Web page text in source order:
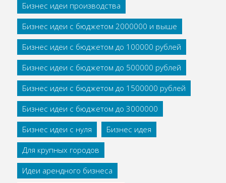
Бизнес идеи производства
Бизнес идеи с бюджетом 2000000 и выше
Бизнес идеи с бюджетом до 100000 рублей
Бизнес идеи с бюджетом до 500000 рублей
Бизнес идеи с бюджетом до 1500000 рублей
Бизнес идеи с бюджетом до 3000000
Бизнес идеи с нуля
Бизнес идея
Для крупных городов
Идеи арендного бизнеса